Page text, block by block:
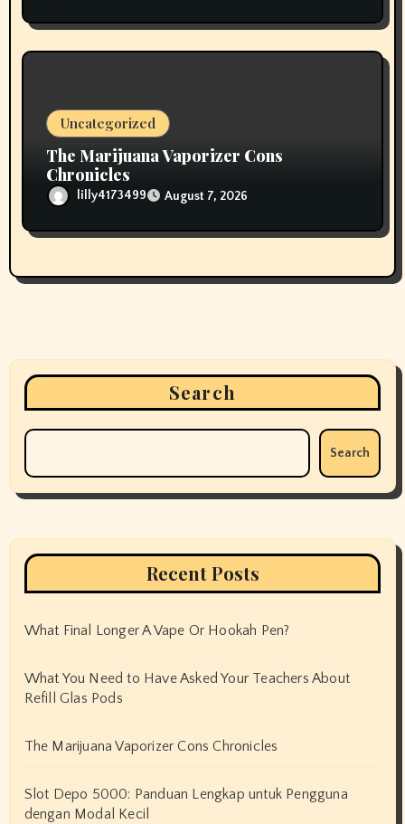
Uncategorized
The Marijuana Vaporizer Cons
Chronicles
lilly4173499 August 7, 2026
Search
Search
Recent Posts
What Final Longer A Vape Or Hookah Pen?
What You Need to Have Asked Your Teachers About
Refill Glas Pods
The Marijuana Vaporizer Cons Chronicles
Slot Depo 5000: Panduan Lengkap untuk Pengguna
dengan Modal Kecil